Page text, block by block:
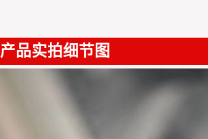
产品实拍细节图